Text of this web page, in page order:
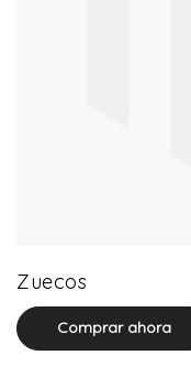
Zuecos
Comprar ahora